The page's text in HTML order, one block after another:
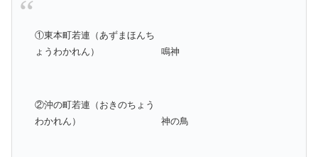
①東本町若連（あずまほんち
ょうわかれん）
鳴神
②沖の町若連（おきのちょう
わかれん）
神の鳥